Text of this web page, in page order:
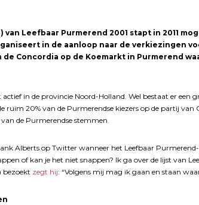
Polderpartij
van Leefbaar Purmerend 2001 stapt in 2011
in de aanloop naar de verkiezingen
Concordia op de Koemarkt in Purmerend
in de provincie Noord-Holland. Wel bestaat er een
ruim 20% van de Purmerendse kiezers op de partij van
van de Purmerendse stemmen.
Alberts op Twitter wanneer het Leefbaar
of kan je het niet snappen? Ik ga over de lijst van
bezoekt zegt hij: “Volgens mij mag ik gaan en staan